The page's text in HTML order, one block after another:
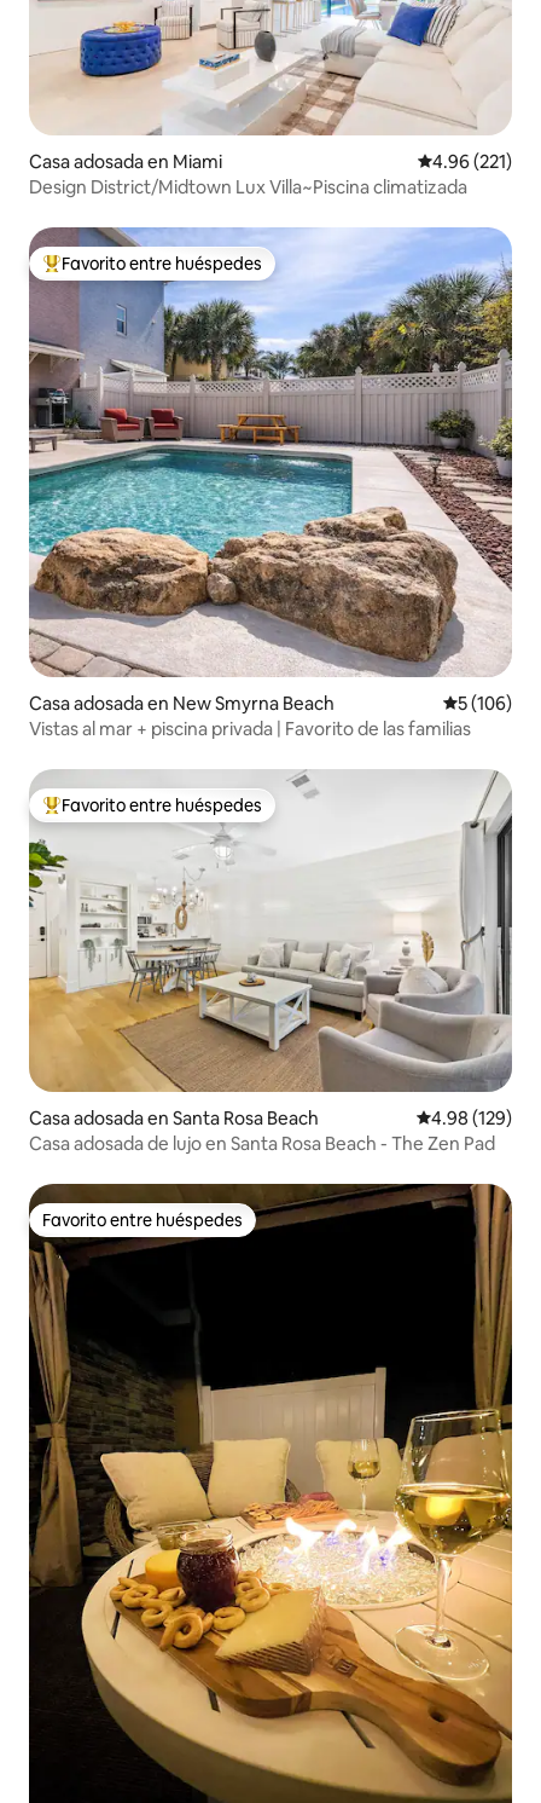
Casa adosada en Miami Calificación
4.96 (221)
Design District/Midtown Lux Villa~Piscina climatizada
Favorito entre huéspedes preferido
Favorito entre huéspedes
Casa adosada en New Smyrna Beach
5 (106)
Vistas al mar + piscina privada | Favorito de las familias
Favorito entre huéspedes preferido
Favorito entre huéspedes
Casa adosada en Santa Rosa Beach Calificación
4.98 (129)
Casa adosada de lujo en Santa Rosa Beach - The Zen Pad
Favorito entre huéspedes
Favorito entre huéspedes